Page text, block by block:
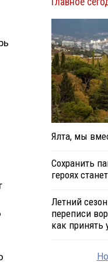
Ялта, мы
Сохранить
героях
Летний
переписи
как принять